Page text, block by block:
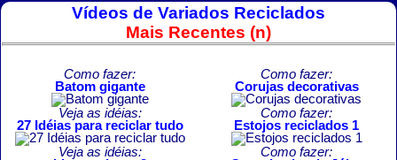
Vídeos de Variados Reciclados
Mais Recentes (n)
Como fazer:
Batom gigante
Como fazer:
Corujas decorativas
Veja as idéias:
27 Idéias para reciclar tudo
Como fazer:
Estojos reciclados 1
Veja as idéias:
Como fazer: